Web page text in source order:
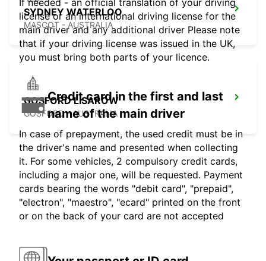
SYDNEY WATERLOO
MASCOT - AUSTRALIA
GOSFORD LISAROW
GOSFORD - AUSTRALIA
If needed - an official translation of your driving
license or an international driving license for the
main driver and any additional driver Please note
that if your driving license was issued in the UK,
you must bring both parts of your licence.
Credit card in the first and last
name of the main driver
In case of prepayment, the used credit must be in
the driver's name and presented when collecting
it. For some vehicles, 2 compulsory credit cards,
including a major one, will be requested. Payment
cards bearing the words "debit card", "prepaid",
"electron", "maestro", "ecard" printed on the front
or on the back of your card are not accepted